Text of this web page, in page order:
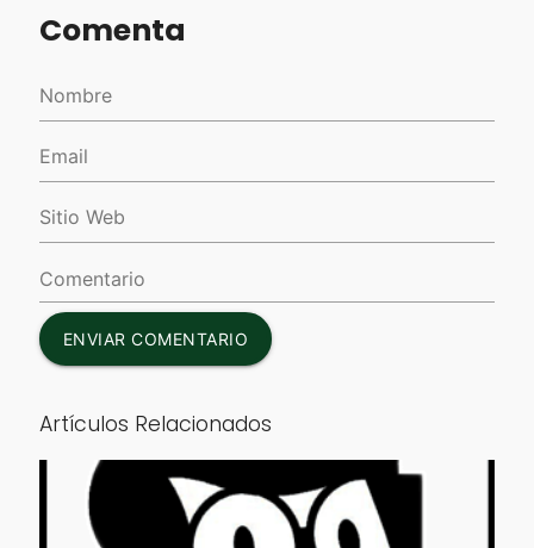
Comenta
ENVIAR COMENTARIO
Artículos Relacionados